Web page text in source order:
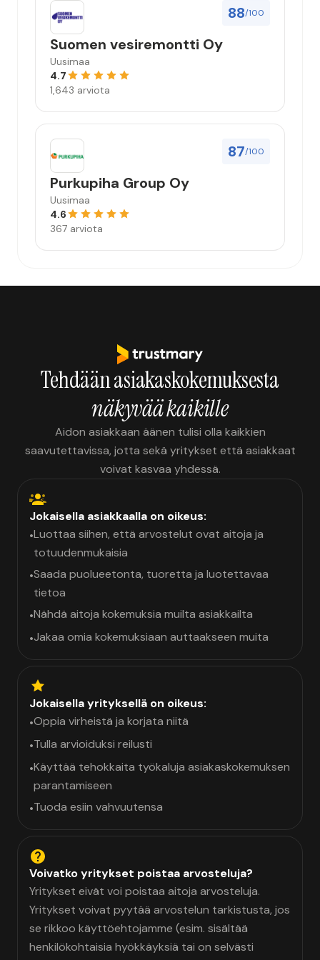
88/100
Suomen vesiremontti Oy
Uusimaa
4.7
1,643 arviota
87/100
Purkupiha Group Oy
Uusimaa
4.6
367 arviota
Tehdään asiakaskokemuksesta
näkyvää kaikille
Aidon asiakkaan äänen tulisi olla kaikkien
saavutettavissa, jotta sekä yritykset että asiakkaat
voivat kasvaa yhdessä.
Jokaisella asiakkaalla on oikeus:
•Luottaa siihen, että arvostelut ovat aitoja ja
totuudenmukaisia
•Saada puolueetonta, tuoretta ja luotettavaa
tietoa
•Nähdä aitoja kokemuksia muilta asiakkailta
•Jakaa omia kokemuksiaan auttaakseen muita
Jokaisella yrityksellä on oikeus:
•Oppia virheistä ja korjata niitä
•Tulla arvioiduksi reilusti
•Käyttää tehokkaita työkaluja asiakaskokemuksen
parantamiseen
•Tuoda esiin vahvuutensa
Voivatko yritykset poistaa arvosteluja?
Yritykset eivät voi poistaa aitoja arvosteluja.
Yritykset voivat pyytää arvostelun tarkistusta, jos
se rikkoo käyttöehtojamme (esim. sisältää
henkilökohtaisia hyökkäyksiä tai on selvästi